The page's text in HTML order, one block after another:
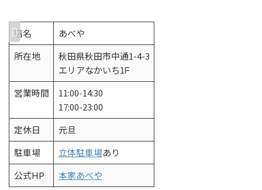
店名
あべや
所在地
秋田県秋田市中通1-4-3
エリアなかいち1ᖴ
営業時間
11:00-14:30
17:00-23:00
定休日
元旦
駐車場
立体駐車場あり
公式HP
本家あべや